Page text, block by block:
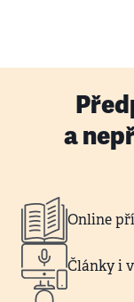
a
Online
Články i